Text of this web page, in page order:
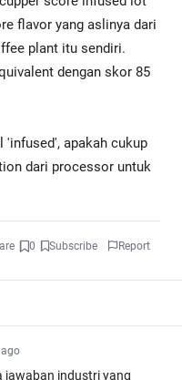
flavor yang aslinya dari
plant itu sendiri.
dengan skor 85
'infused', apakah cukup
dari processor untuk
0 Subscribe Report
jawaban industri yang